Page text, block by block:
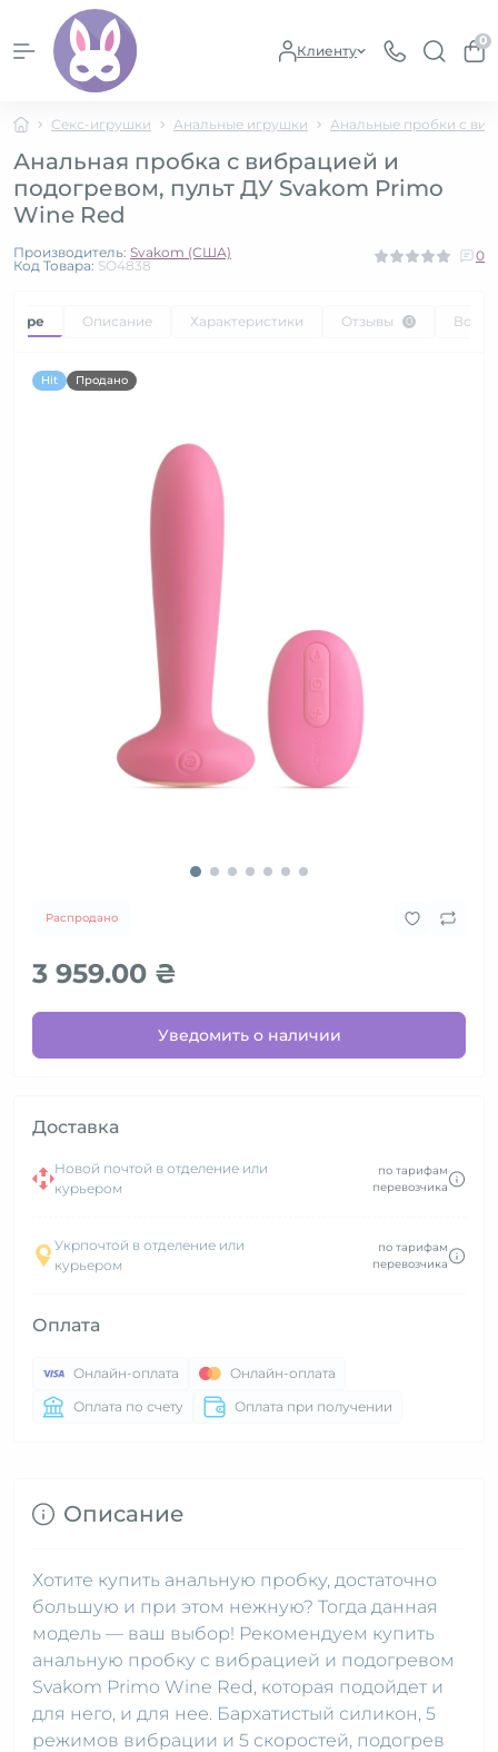
Клиенту
0
Секс-игрушки Анальные игрушки Анальные пробки с
Анальная пробка с вибрацией и
подогревом, пульт ДУ Svakom Primo
Wine Red
Производитель: Svakom (США)
Код Товара: SO4838
0
Описание Характеристики Отзывы 0
Hit Продано
Распродано
3 959.00 ₴
Уведомить о наличии
Доставка
Новой почтой в отделение или
курьером
по тарифам
перевозчика
Укрпочтой в отделение или
курьером
по тарифам
перевозчика
Оплата
Онлайн-оплата
Онлайн-оплата
Оплата по счету
Оплата при получении
Описание
Хотите купить анальную пробку, достаточно
большую и при этом нежную? Тогда данная
модель — ваш выбор! Рекомендуем купить
анальную пробку с вибрацией и подогревом
Svakom Primo Wine Red, которая подойдет и
для него, и для нее. Бархатистый силикон, 5
режимов вибрации и 5 скоростей, подогрев